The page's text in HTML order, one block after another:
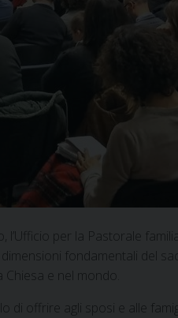
per la Pastorale
fondamentali del
e nel mondo.
di offrire agli sposi e alle